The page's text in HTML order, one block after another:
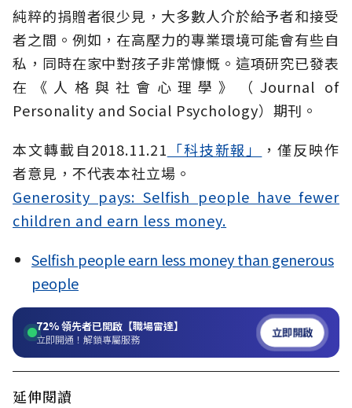
純粹的捐贈者很少見，大多數人介於給予者和接受
者之間。例如，在高壓力的專業環境可能會有些自
私，同時在家中對孩子非常慷慨。這項研究已發表
在《人格與社會心理學》（Journal of
Personality and Social Psychology）期刊。
本文轉載自2018.11.21 「科技新報」
，僅反映作
者意見，不代表本社立場。
Generosity pays: Selfish people have fewer
children and earn less money.
Selfish people earn less money than generous
people
72%領先者已開啟【職場雷達】
立即開通！解鎖專屬服務 立即開啟
延伸閱讀